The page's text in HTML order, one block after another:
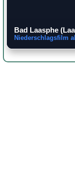
Bad Laasphe
Niederschlagsfilm